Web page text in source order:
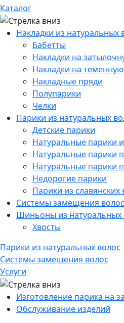
Каталог
Накладки из натуральных
Бабетты
Накладки на
Накладки на
Накладные пряди
Полупарики
Челки
Парики из натуральных
Детские парики
Натуральные парики
Натуральные парики
Натуральные парики
Недорогие парики
Парики из славянских
Системы замещения волос
Шиньоны из натуральных
Хвосты
Парики из натуральных волос
Системы замещения волос
Услуги
Изготовление парика на
Обслуживание изделий